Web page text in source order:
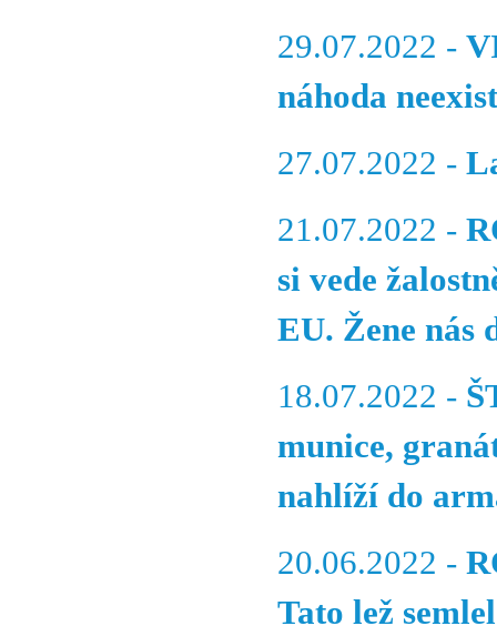
29.07.2022 -
náhoda
27.07.2022 -
21.07.2022 -
si vede
EU. Žene nás
18.07.2022 -
munice,
nahlíží do
20.06.2022 -
Tato lež